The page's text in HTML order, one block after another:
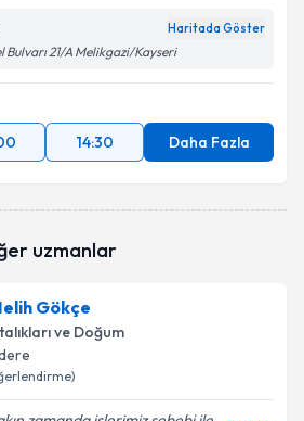
Haritada Göster
Bulvarı 21/A Melikgazi/Kayseri
14:30 Daha Fazla
uzmanlar
Gökçe
ve Doğum